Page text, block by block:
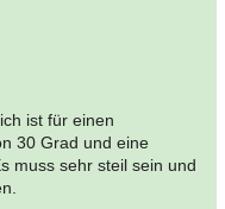
ist für einen
30 Grad und eine
muss sehr steil sein und